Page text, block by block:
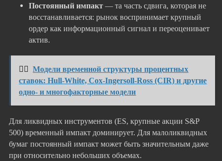
Постоянный импакт — та часть сдвига, которая не
восстанавливается: рынок воспринимает крупный
ордер как информационный сигнал и переоценивает
актив.
👉🏻
Модели временной структуры процентных
ставок: Hull-White, Cox-Ingersoll-Ross (CIR) и другие
одно- и многофакторные модели
Для ликвидных инструментов (ES, крупные акции S&P
500) временный импакт доминирует. Для малоликвидных
бумаг постоянный импакт может быть значительным даже
при относительно небольших объемах.